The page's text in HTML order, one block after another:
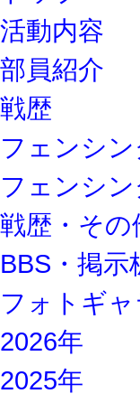
活動内容
部員紹介
戦歴
フェンシ
フェンシ
戦歴・その
BBS・掲示
フォトギ
2026年
2025年